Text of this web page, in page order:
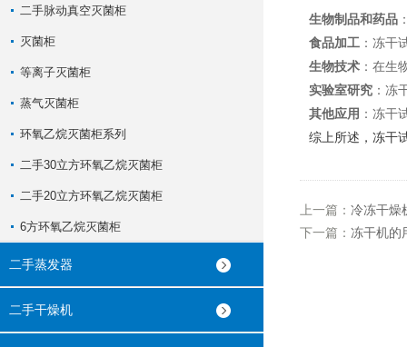
二手脉动真空灭菌柜
灭菌柜
等离子灭菌柜
蒸气灭菌柜
环氧乙烷灭菌柜系列
二手30立方环氧乙烷灭菌柜
二手20立方环氧乙烷灭菌柜
6方环氧乙烷灭菌柜
二手蒸发器
二手干燥机
生物制品和药品
食品加工 ：冻干
生物技术 ：在生
实验室研究 ：冻
其他应用 ：冻干
综上所述，冻干
上一篇： 冷冻干燥
下一篇： 冻干机的